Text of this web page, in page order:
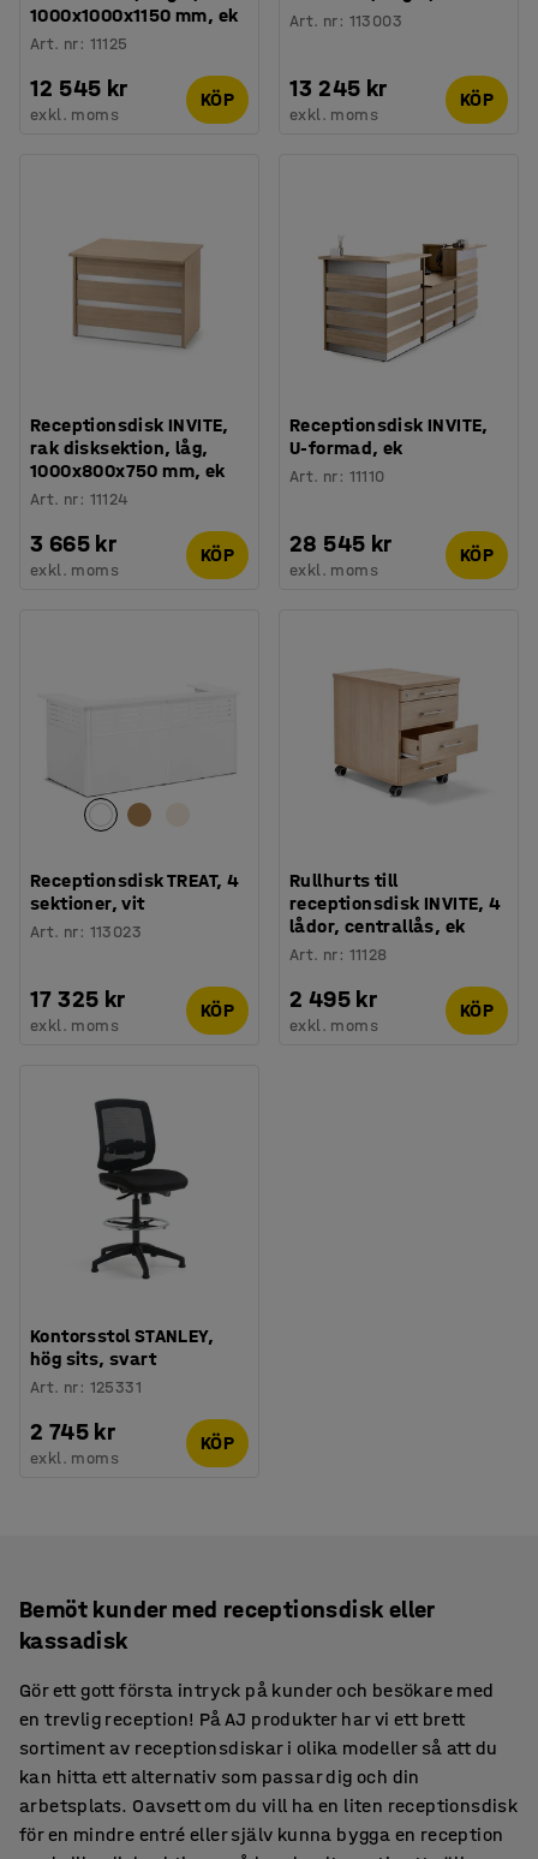
1000x1000x1150 mm, ek
Art. nr: 11125
12 545 kr
exkl. moms
KÖP
Art. nr: 113003
13 245 kr
exkl. moms
KÖP
Receptionsdisk INVITE,
rak disksektion, låg,
1000x800x750 mm, ek
Art. nr: 11124
3 665 kr
exkl. moms
KÖP
Receptionsdisk INVITE,
U-formad, ek
Art. nr: 11110
28 545 kr
exkl. moms
KÖP
Receptionsdisk TREAT, 4
sektioner, vit
Art. nr: 113023
17 325 kr
exkl. moms
KÖP
Rullhurts till
receptionsdisk INVITE, 4
lådor, centrallås, ek
Art. nr: 11128
2 495 kr
exkl. moms
KÖP
Kontorsstol STANLEY,
hög sits, svart
Art. nr: 125331
2 745 kr
exkl. moms
KÖP
Bemöt kunder med receptionsdisk eller
kassadisk
Gör ett gott första intryck på kunder och besökare med
en trevlig reception! På AJ produkter har vi ett brett
sortiment av receptionsdiskar i olika modeller så att du
kan hitta ett alternativ som passar dig och din
arbetsplats. Oavsett om du vill ha en liten receptionsdisk
för en mindre entré eller själv kunna bygga en reception